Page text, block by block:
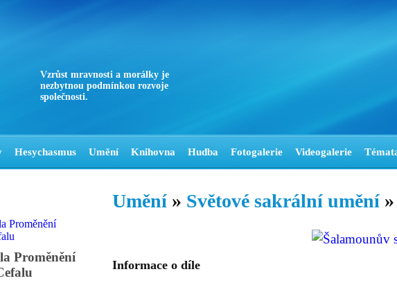
Vzrůst mravnosti a morálky je
nezbytnou podmínkou rozvoje
společnosti.
Hesychasmus Umění Knihovna Hudba Fotogalerie Videogalerie
Proměnění
Umění » Světové sakrální umění »
Informace o díle